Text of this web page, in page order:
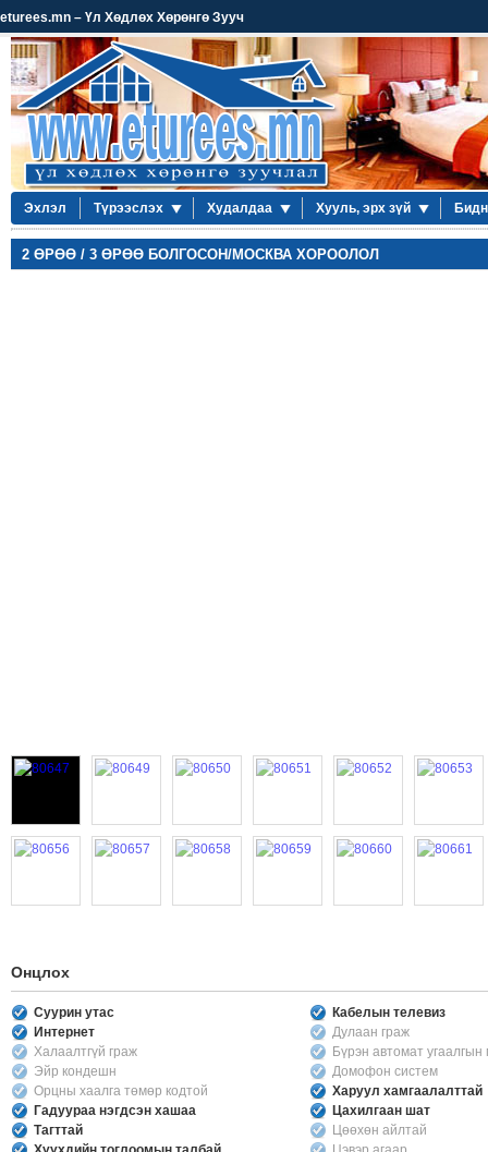
eturees.mn – Үл Хөдлөх Хөрөнгө Зууч
Эхлэл Түрээслэх Худалдаа Хууль, эрх зүй
2 ӨРӨӨ / 3 ӨРӨӨ БОЛГОСОН/МОСКВА ХОРООЛОЛ
Онцлох
Суурин утас
Кабелын телевиз
Интернет
Дулаан граж
Халаалтгүй граж
Бүрэн автомат
Эйр кондешн
Домофон систем
Орцны хаалга төмөр кодтой
Харуул хамгаалалттай
Гадуураа нэгдсэн хашаа
Цахилгаан шат
Тагттай
Цөөхөн айлтай